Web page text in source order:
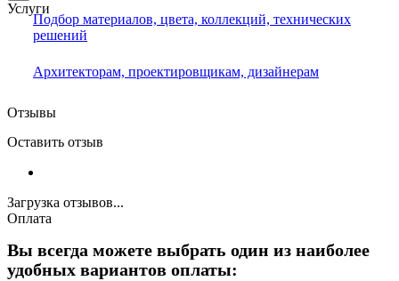
Услуги
Подбор материалов, цвета, коллекций, технических
решений
Архитекторам, проектировщикам, дизайнерам
Отзывы
Оставить отзыв
Загрузка отзывов...
Оплата
Вы всегда можете выбрать один из наиболее
удобных вариантов оплаты: